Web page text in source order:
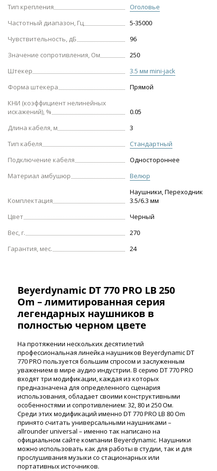
Тип крепления
Оголовье
Частотный диапазон, Гц
5-35000
Чувствительность, дБ
96
Значение сопротивления, Ом
250
Штекер
3.5 мм mini-jack
Форма штекера
Прямой
КНИ (коэффициент нелинейных
искажений), %
0.05
Длина кабеля, м
3
Тип кабеля
Стандартный
Подключение кабеля
Одностороннее
Материал амбушюр
Велюр
Комплектация
Наушники, Переходник
3.5/6.3 мм
Цвет
Черный
Вес, г.
270
Гарантия, мес.
24
Beyerdynamic DT 770 PRO LB 250
Om –лимитированная серия
легендарных наушников в
полностью черном цвете
На протяжении нескольких десятилетий
профессиональная линейка наушников Beyerdynamic DT
770 PRO пользуется большим спросом и заслуженным
уважением в мире аудио индустрии. В серию DT 770 PRO
входят три модификации, каждая из которых
предназначена для определенного сценария
использования, обладает своими конструктивными
особенностями и сопротивлением: 32, 80 и 250 Ом.
Среди этих модификаций именно DT 770 PRO LB 80 Om
принято считать универсальными наушниками –
allrounder universal – именно так написано на
официальном сайте компании Beyerdynamic. Наушники
можно использовать как для работы в студии, так и для
прослушивания музыки со стационарных или
портативных источников.